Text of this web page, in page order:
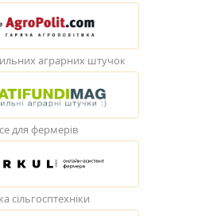
аграрних штучок
для фермерів
сільгосптехніки